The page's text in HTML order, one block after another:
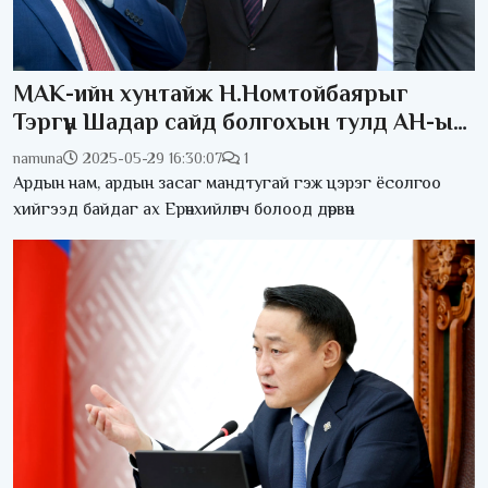
МАК-ийн хунтайж Н.Номтойбаярыг
Тэргүүн Шадар сайд болгохын тулд АН-ыг
тийрч, Засгийг унагах сценари
бичигдсэн үү?
namuna 2025-05-29 16:30:07 1
Ардын нам, ардын засаг мандтугай гэж цэрэг ёсолгоо
хийгээд байдаг ах Ерөнхийлөгч болоод дөрвөн